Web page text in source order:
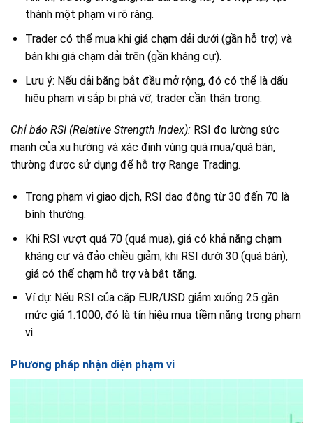
thành một phạm vi rõ ràng.
Trader có thể mua khi giá chạm dải dưới (gần hỗ trợ) và
bán khi giá chạm dải trên (gần kháng cự).
Lưu ý: Nếu dải băng bắt đầu mở rộng, đó có thể là dấu
hiệu phạm vi sắp bị phá vỡ, trader cần thận trọng.
Chỉ báo RSI (Relative Strength Index): RSI đo lường sức
mạnh của xu hướng và xác định vùng quá mua/quá bán,
thường được sử dụng để hỗ trợ Range Trading.
Trong phạm vi giao dịch, RSI dao động từ 30 đến 70 là
bình thường.
Khi RSI vượt quá 70 (quá mua), giá có khả năng chạm
kháng cự và đảo chiều giảm; khi RSI dưới 30 (quá bán),
giá có thể chạm hỗ trợ và bật tăng.
Ví dụ: Nếu RSI của cặp EUR/USD giảm xuống 25 gần
mức giá 1.1000, đó là tín hiệu mua tiềm năng trong phạm
vi.
Phương pháp nhận diện phạm vi